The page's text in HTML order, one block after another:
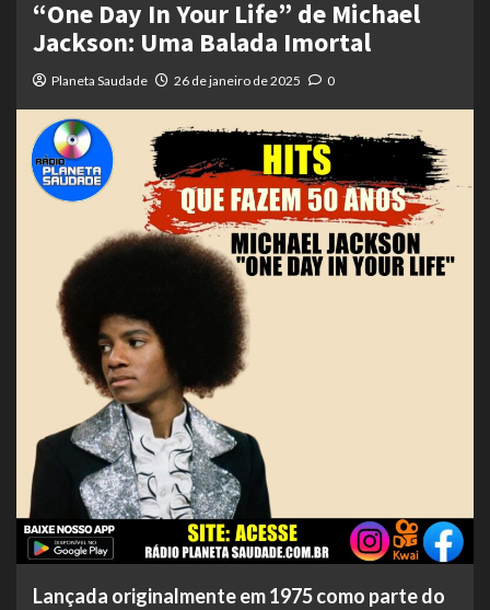
“One Day In Your Life” de Michael
Jackson: Uma Balada Imortal
Planeta Saudade 26 de janeiro de 2025 0
Lançada originalmente em 1975 como parte do